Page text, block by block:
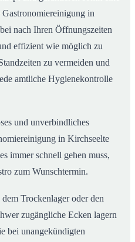
in
nach Ihren Öffnungszeiten
effizient wie möglich zu
zu vermeiden und
amtliche Hygienekontrolle
und unverbindliches
in Kirchseelte
immer schnell gehen muss,
zum Wunschtermin.
Trockenlager oder den
zugängliche Ecken lagern
bei unangekündigten